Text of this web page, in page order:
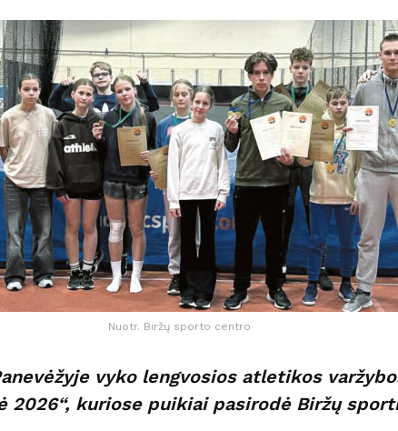
Nuotr. Biržų sporto centro
vyko lengvosios atletikos
2026“, kuriose puikiai pasirodė Biržų